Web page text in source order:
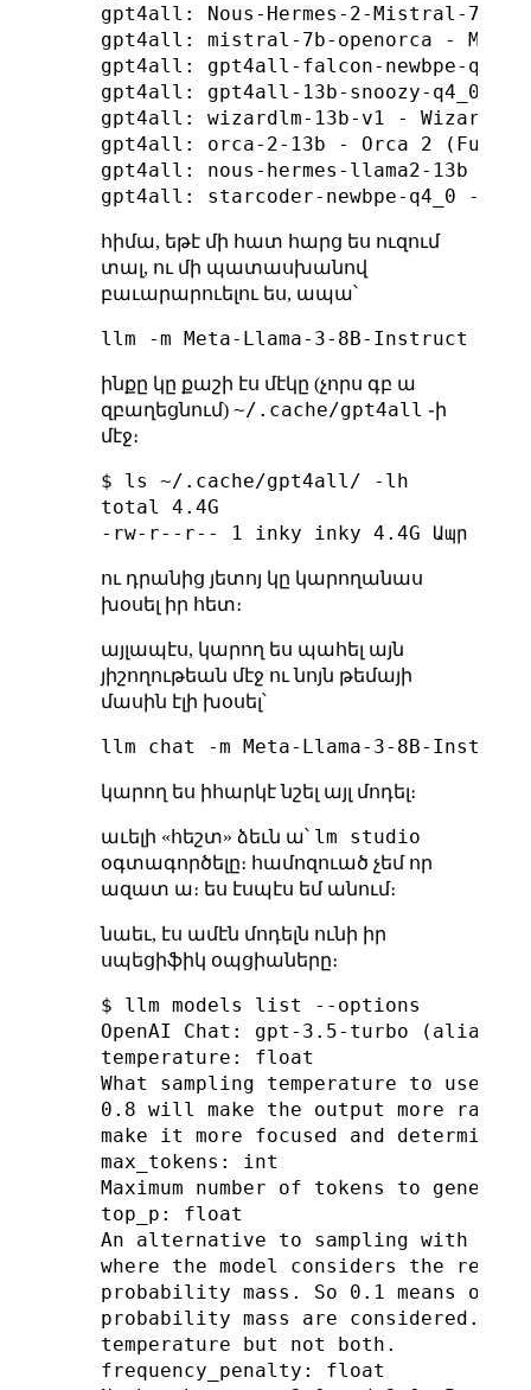
gpt4all: Nous-Hermes-2-Mistral-7B-
gpt4all: mistral-7b-openorca - Mistral
gpt4all: gpt4all-falcon-newbpe-q4_0 -
gpt4all: gpt4all-13b-snoozy-q4_0 -
gpt4all: wizardlm-13b-v1 - Wizard
gpt4all: orca-2-13b - Orca 2 (Full),
gpt4all: nous-hermes-llama2-13b -
հիմա, եթէ մի հատ հարց ես ուզում
տալ, ու մի պատասխանով
բաւարարուելու ես, ապա՝
ինքը կը քաշի էս մէկը (չորս գբ ա
զբաղեցնում) ~/.cache/gpt4all ֊ի
մէջ։
$ ls ~/.cache/gpt4all/ -lh
total 4.4G
ու դրանից յետոյ կը կարողանաս
խօսել իր հետ։
այլապէս, կարող ես պահել այն
յիշողութեան մէջ ու նոյն թեմայի
մասին էլի խօսել՝
կարող ես իհարկէ նշել այլ մոդել։
աւելի «հեշտ» ձեւն ա՝ lm studio
օգտագործելը։ համոզուած չեմ որ
ազատ ա։ ես էսպէս եմ անում։
նաեւ, էս ամէն մոդելն ունի իր
սպեցիֆիկ օպցիաները։
$ llm models list --options
OpenAI Chat: gpt-3.5-turbo
temperature: float
What sampling temperature to use,
0.8 will make the output more
make it more focused and
max_tokens: int
Maximum number of tokens to
top_p: float
An alternative to sampling with
where the model considers the
probability mass. So 0.1 means only
probability mass are considered.
temperature but not both.
frequency_penalty: float